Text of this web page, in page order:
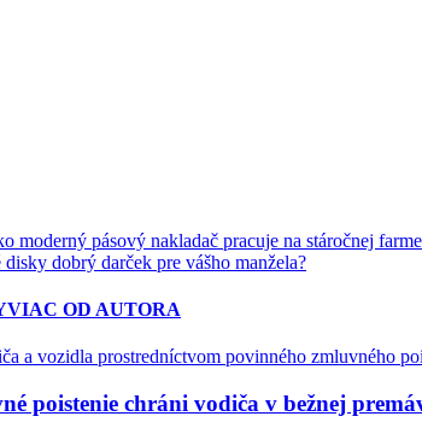
moderný pásový nakladač pracuje na stáročnej farme
dobrý darček pre vášho manžela?
VIAC OD AUTORA
poistenie chráni vodiča v bežnej